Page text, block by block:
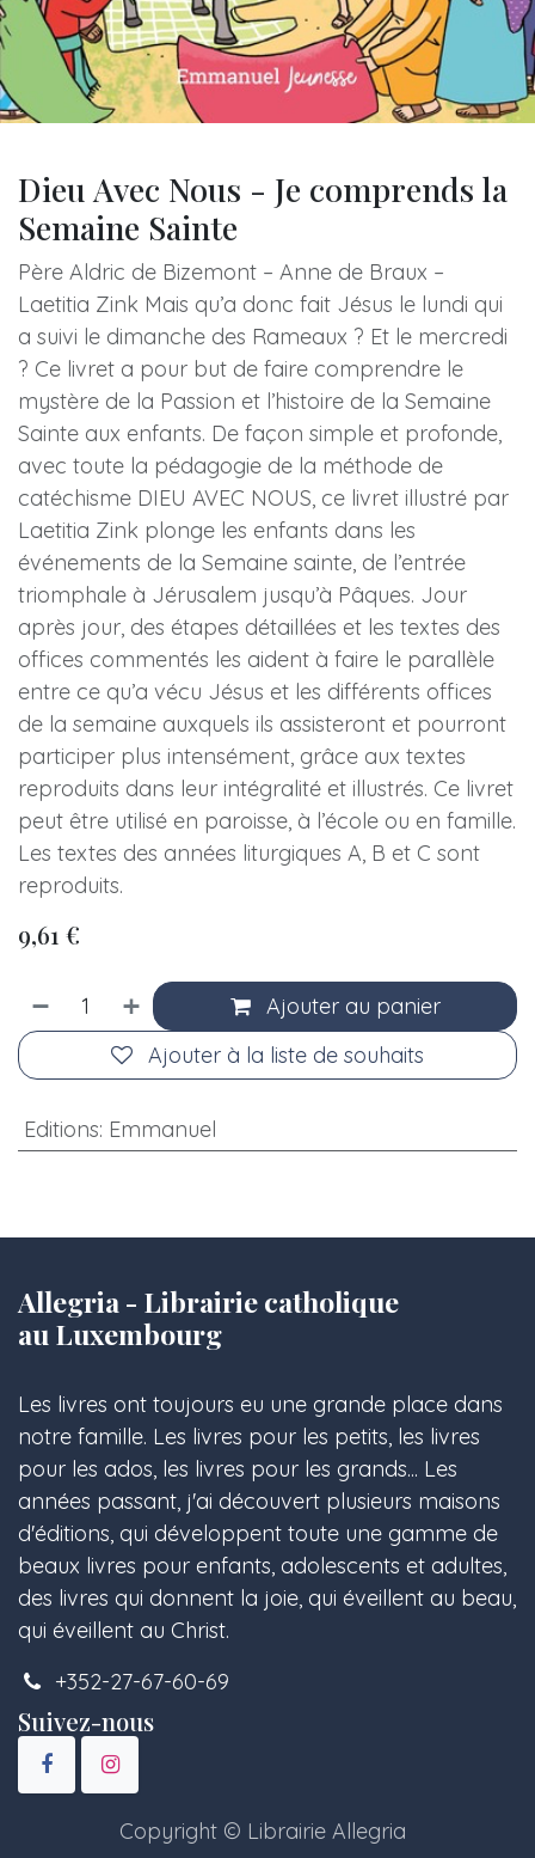
Dieu Avec Nous - Je comprends la
Semaine Sainte
Père Aldric de Bizemont – Anne de Braux –
Laetitia Zink Mais qu’a donc fait Jésus le lundi qui
a suivi le dimanche des Rameaux ? Et le mercredi
? Ce livret a pour but de faire comprendre le
mystère de la Passion et l’histoire de la Semaine
Sainte aux enfants. De façon simple et profonde,
avec toute la pédagogie de la méthode de
catéchisme DIEU AVEC NOUS, ce livret illustré par
Laetitia Zink plonge les enfants dans les
événements de la Semaine sainte, de l’entrée
triomphale à Jérusalem jusqu’à Pâques. Jour
après jour, des étapes détaillées et les textes des
offices commentés les aident à faire le parallèle
entre ce qu’a vécu Jésus et les différents offices
de la semaine auxquels ils assisteront et pourront
participer plus intensément, grâce aux textes
reproduits dans leur intégralité et illustrés. Ce livret
peut être utilisé en paroisse, à l’école ou en famille.
Les textes des années liturgiques A, B et C sont
reproduits.
9,61 €
Ajouter au panier
Ajouter à la liste de souhaits
Editions: Emmanuel
Allegria - Librairie catholique
au Luxembourg
Les livres ont toujours eu une grande place dans
notre famille. Les livres pour les petits, les livres
pour les ados, les livres pour les grands... Les
années passant, j'ai découvert plusieurs maisons
d'éditions, qui développent toute une gamme de
beaux livres pour enfants, adolescents et adultes,
des livres qui donnent la joie, qui éveillent au beau,
qui éveillent au Christ.
+352-27-67-60-69
Suivez-nous
Copyright © Librairie Allegria